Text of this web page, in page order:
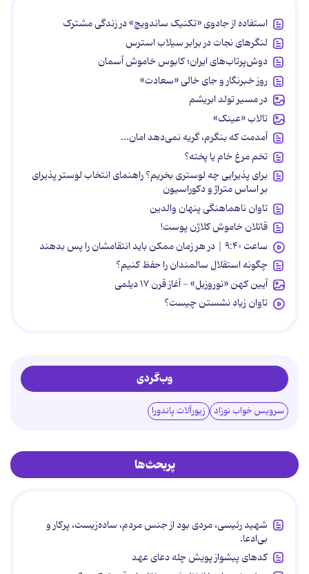
استفاده از جادوی «تکنیک ساندویچ» در زندگی مشترک
لنگرهای نجات در برابر سیلاب استرس
دوش‌پرتاب‌های ایران؛ کابوس خاموش آسمان
روز خبرنگار و جای خالی «سعادت»
در مسیر تولد ابریشم
تالاب «عینک»
آمدمت که بنگرم، گریه نمی‌دهد امان...
تخم مرغ خام یا پخته؟
برای پذیرایی چه لوستری بخریم؟ راهنمای انتخاب لوستر پذیرای
بر اساس متراژ و دکوراسیون
تاوان ناهماهنگی پنهان والدین
قاتلان خاموش کلاژن پوست!
ساعت ۹:۴۰ | در هر زمان ممکن باید انتقامشان را پس بدهند
چگونه استقلال سالمندان را حفظ کنیم؟
آیین کهن «نوروزبل» - آغاز قرن ۱۷ دیلمی
تاوان زیاد نشستن چیست؟
وب‌گردی
سرویس خواب نوزاد زیورآلات پاندورا
پربحث‌ها
شهید رئیسی، مردی بود از جنس مردم، ساده‌زیست، پرکار و
بی‌ادعا.
کدهای پیشواز پویش چله دعای عهد